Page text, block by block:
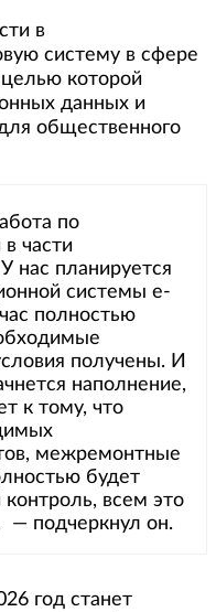
в
систему в сфере
целью которой
данных и
общественного
по
части
нас планируется
системы е-
полностью
получены. И
наполнение,
к тому, что
межремонтные
будет
всем это
— подчеркнул он.
год станет